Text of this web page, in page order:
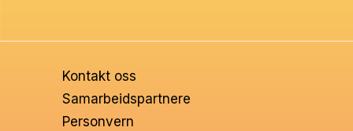
Kontakt oss
Samarbeidspartnere
Personvern